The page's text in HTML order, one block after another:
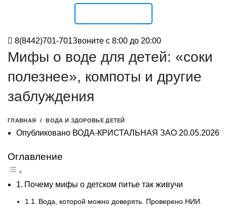
8(8442)701-701Звоните с 8:00 до 20:00
Мифы о воде для детей: «соки
полезнее», компоты и другие
заблуждения
ГЛАВНАЯ ВОДА И ЗДОРОВЬЕ ДЕТЕЙ
Опубликовано ВОДА-КРИСТАЛЬНАЯ ЗАО 20.05.2026
Оглавление
Почему мифы о детском питье так живучи
Вода, которой можно доверять. Проверено НИИ.